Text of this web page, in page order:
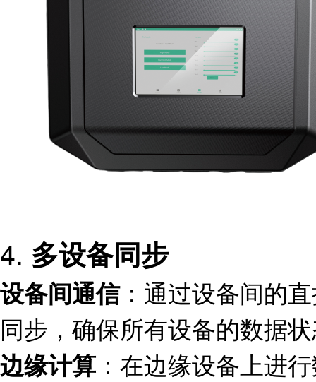
4. 多设备同步
设备间通信：通过设备间的
同步，确保所有设备的数据
边缘计算 ：在边缘设备上进